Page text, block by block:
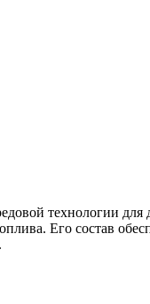
технологии
Его состав